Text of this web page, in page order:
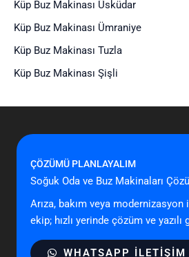
Küp Buz Makinası Üsküdar
Küp Buz Makinası Ümraniye
Küp Buz Makinası Tuzla
Küp Buz Makinası Şişli
ÇÖZÜMÜ PLANLAYALIM
Soğuk Oda ve Buz Makinaları
Arıza, bakım veya
ekip; hızlı yerinde çözüm ve yazılı
WHATSAPP ILETIŞIM